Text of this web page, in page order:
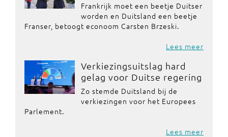
Frankrijk moet een beetje Duitser
worden en Duitsland een beetje
Franser, betoogt econoom Carsten Brzeski.
Lees meer
Verkiezingsuitslag hard
gelag voor Duitse regering
Zo stemde Duitsland bij de
verkiezingen voor het Europees
Parlement.
Lees meer